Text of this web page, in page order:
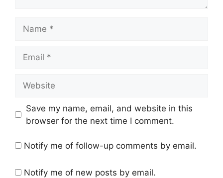
Save my name, email, and website in this
browser for the next time I comment.
Notify me of follow-up comments by email.
Notify me of new posts by email.